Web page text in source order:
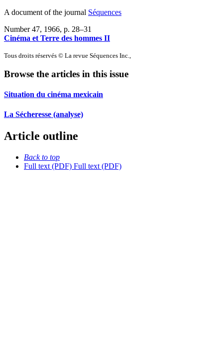
A document of the journal Séquences
Number 47, 1966, p. 28–31
Cinéma et Terre des hommes II
Tous droits réservés © La revue Séquences Inc.,
Browse the articles in this issue
Situation du cinéma mexicain
La Sécheresse (analyse)
Article outline
Back to top
Full text (PDF) Full text (PDF)